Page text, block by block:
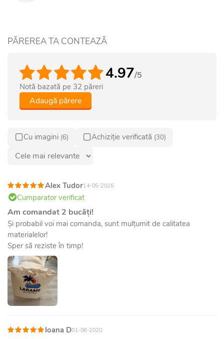
PĂREREA TA CONTEAZĂ
4.97/5
Notă bazată pe 32 păreri
Adaugă părere
Cu imagini (6) Achiziție verificată (30)
Alex Tudor14-05-2026
Cumparator verificat
Am comandat 2 bucăți!
Și probabil voi mai comanda, sunt mulțumit de calitatea
materialelor!
Sper să reziste în timp!
Ioana D01-08-2020